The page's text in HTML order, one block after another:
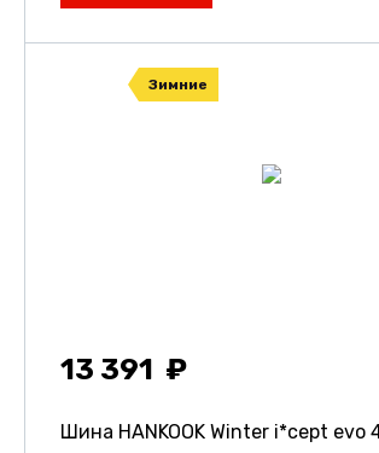
Зимние
13 391
Шина HANKOOK Winter i*cept evo